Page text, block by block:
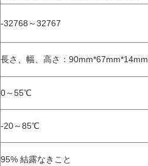
-32768～32767
長さ、幅、高さ：90mm*67mm*14mm
0～55℃
-20～85℃
95% 結露なきこと